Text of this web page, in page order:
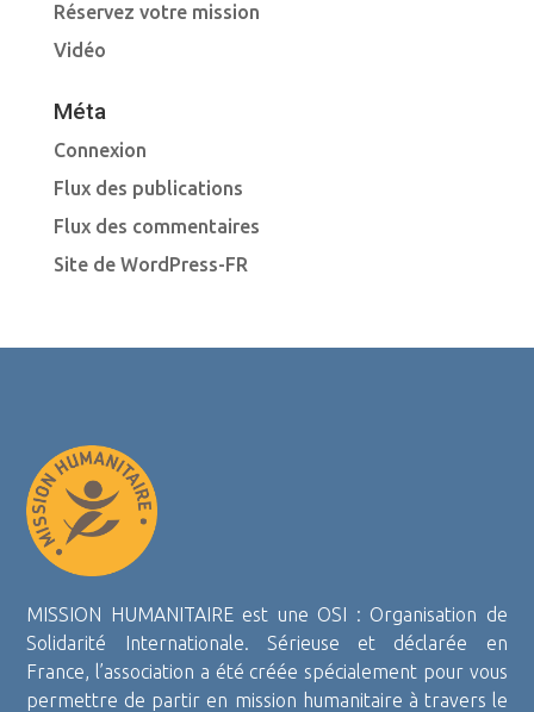
Réservez votre mission
Vidéo
Méta
Connexion
Flux des publications
Flux des commentaires
Site de WordPress-FR
MISSION HUMANITAIRE est une OSI : Organisation de
Solidarité Internationale. Sérieuse et déclarée en
France, l’association a été créée spécialement pour vous
permettre de partir en mission humanitaire à travers le